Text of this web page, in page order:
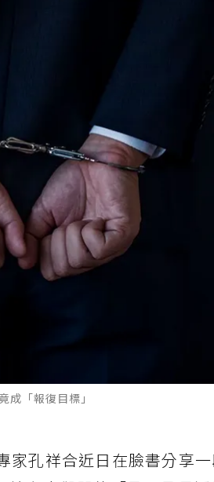
「報復目標」
家孔祥合近日在臉書分享